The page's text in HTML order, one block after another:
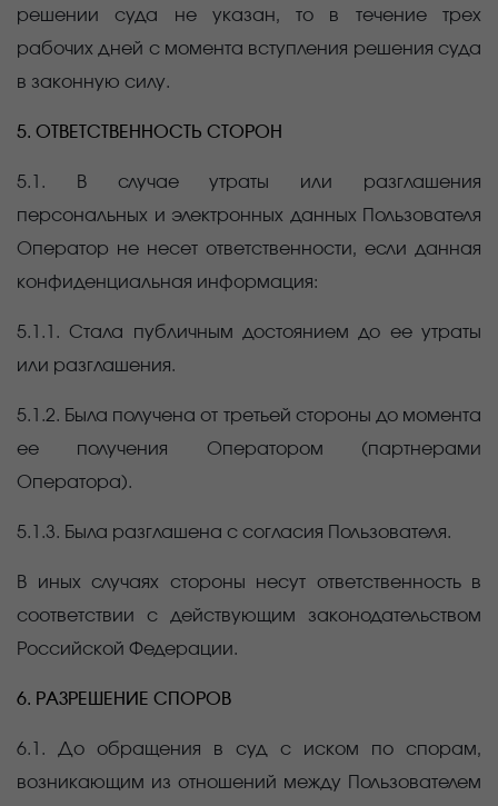
решении суда не указан, то в течение трех
рабочих дней с момента вступления решения суда
в законную силу.
5. ОТВЕТСТВЕННОСТЬ СТОРОН
5.1. В случае утраты или разглашения
персональных и электронных данных Пользователя
Оператор не несет ответственности, если данная
конфиденциальная информация:
5.1.1. Стала публичным достоянием до ее утраты
или разглашения.
5.1.2. Была получена от третьей стороны до момента
ее получения Оператором (партнерами
Оператора).
5.1.3. Была разглашена с согласия Пользователя.
В иных случаях стороны несут ответственность в
соответствии с действующим законодательством
Российской Федерации.
6. РАЗРЕШЕНИЕ СПОРОВ
6.1. До обращения в суд с иском по спорам,
возникающим из отношений между Пользователем